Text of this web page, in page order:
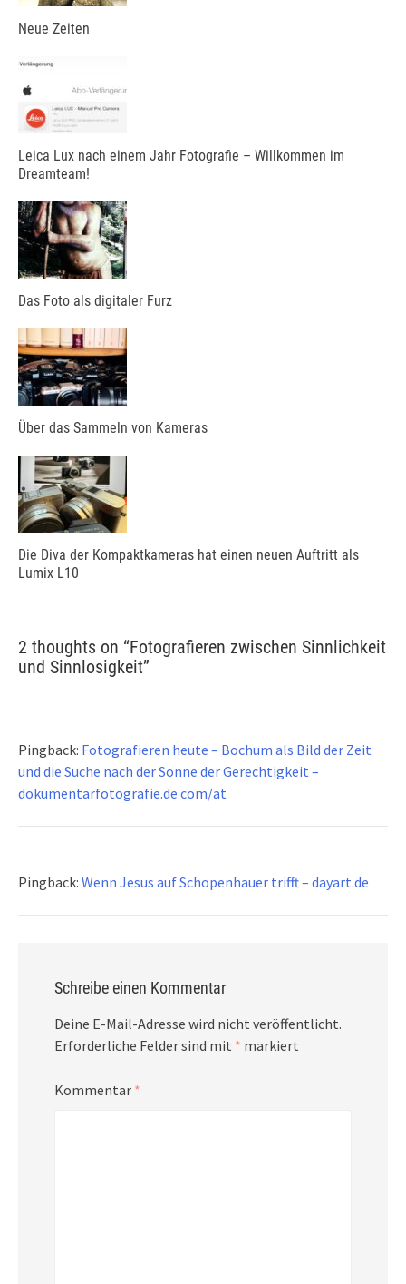
Neue Zeiten
Leica Lux nach einem Jahr Fotografie – Willkommen im
Dreamteam!
Das Foto als digitaler Furz
Über das Sammeln von Kameras
Die Diva der Kompaktkameras hat einen neuen Auftritt als
Lumix L10
2 thoughts on “Fotografieren zwischen Sinnlichkeit
und Sinnlosigkeit”
Pingback: Fotografieren heute – Bochum als Bild der Zeit
und die Suche nach der Sonne der Gerechtigkeit –
dokumentarfotografie.de com/at
Pingback: Wenn Jesus auf Schopenhauer trifft – dayart.de
Schreibe einen Kommentar
Deine E-Mail-Adresse wird nicht veröffentlicht.
Erforderliche Felder sind mit * markiert
Kommentar *